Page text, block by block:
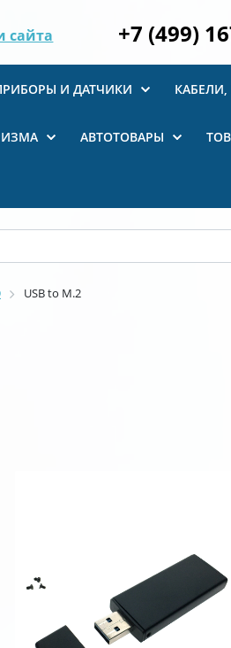
сайта +7 (499)
И ДАТЧИКИ
АВТОТОВАРЫ
USB to M.2